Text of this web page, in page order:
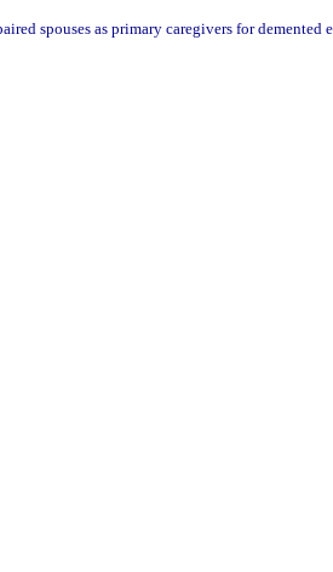
spouses as primary caregivers for demented